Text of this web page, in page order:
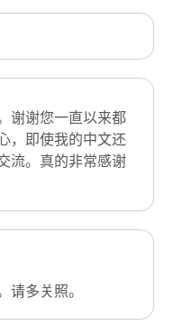
谢谢您一直以来都
，即使我的中文还
流。真的非常感谢
多关照。